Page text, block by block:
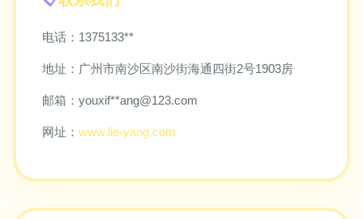
电话：1375133**
地址：广州市南沙区南沙街海通四街2号1903房
邮箱：youxif**ang@123.com
网址： www.lie-yang.com